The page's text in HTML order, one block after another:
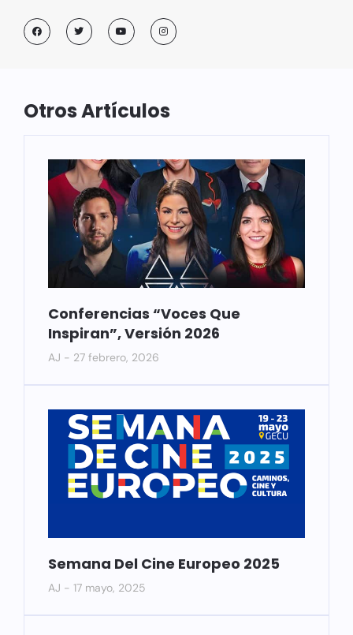
Otros Artículos
Conferencias “Voces Que
Inspiran”, Versión 2026
AJ 27 febrero, 2026
Semana Del Cine Europeo 2025
AJ 17 mayo, 2025